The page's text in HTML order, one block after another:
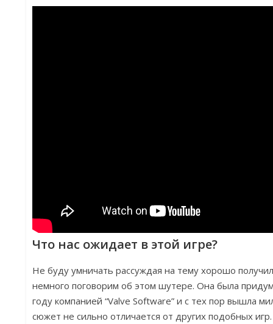
Что нас ожидает в этой игре?
Не буду умничать рассуждая на тему хорошо
немного поговорим об этом шутере. Она была
году компанией “Valve Software” и с тех пор вышла
сюжет не сильно отличается от других подобных